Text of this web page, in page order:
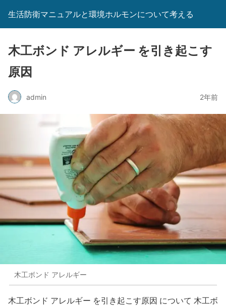
生活防衛マニュアルと環境ホルモンについて考える
木工ボンド アレルギー を引き起こす
原因
admin 2年前
木工ボンド アレルギー
木工ボンド アレルギー を引き起こす原因 について 木工ボ